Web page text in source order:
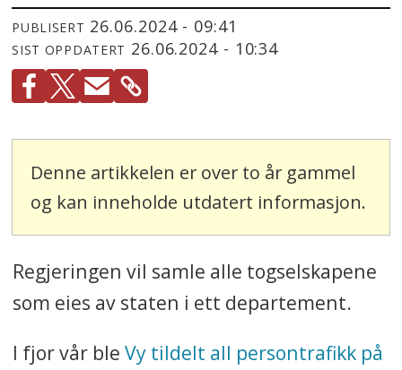
PUBLISERT 26.06.2024 - 09:41
SIST OPPDATERT 26.06.2024 - 10:34
Denne artikkelen er over to år gammel
og kan inneholde utdatert informasjon.
Regjeringen vil samle alle togselskapene
som eies av staten i ett departement.
I fjor vår ble Vy tildelt all persontrafikk på